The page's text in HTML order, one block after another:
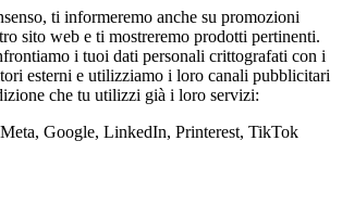
ti informeremo anche su promozioni
sito web e ti mostreremo prodotti pertinenti.
i tuoi dati personali crittografati con i
esterni e utilizziamo i loro canali pubblicitari
che tu utilizzi già i loro servizi:
Google, LinkedIn, Printerest, TikTok